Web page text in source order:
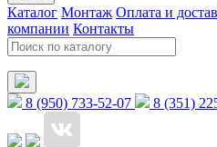
Каталог Монтаж Оплата и
компании Контакты
8 (950) 733-52-07 8 (351)